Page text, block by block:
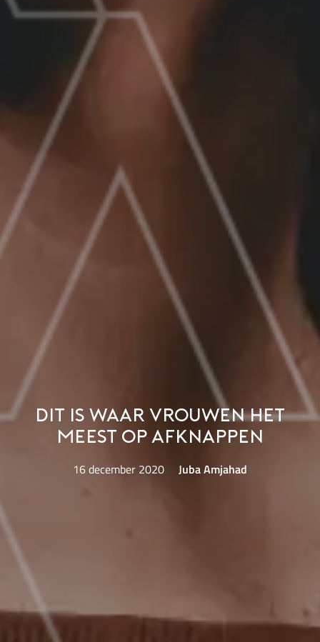
Dit is waar vrouwen het
meest op afknappen
16 december 2020 Juba Amjahad